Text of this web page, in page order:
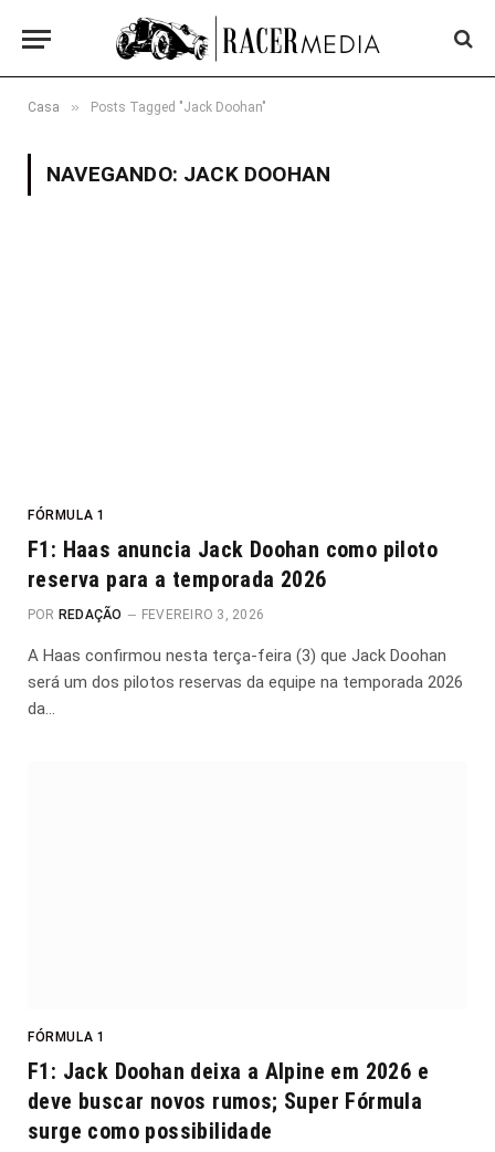
Casa » Posts Tagged "Jack Doohan"
NAVEGANDO: JACK DOOHAN
FÓRMULA 1
F1: Haas anuncia Jack Doohan como piloto
reserva para a temporada 2026
POR REDAÇÃO FEVEREIRO 3, 2026
A Haas confirmou nesta terça-feira (3) que Jack Doohan
será um dos pilotos reservas da equipe na temporada 2026
da…
FÓRMULA 1
F1: Jack Doohan deixa a Alpine em 2026 e
deve buscar novos rumos; Super Fórmula
surge como possibilidade